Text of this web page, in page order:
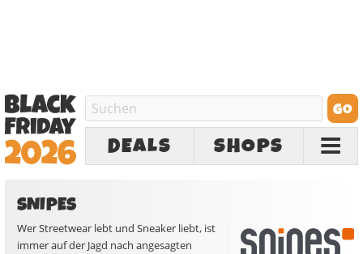
DEALS SHOPS
SNIPES
Wer Streetwear lebt und Sneaker liebt, ist
immer auf der Jagd nach angesagten